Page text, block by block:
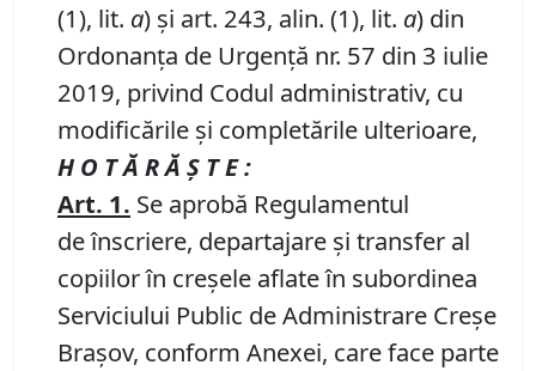
(1), lit. a) și art. 243, alin. (1), lit. a) din
Ordonanța de Urgență nr. 57 din 3 iulie
2019, privind Codul administrativ, cu
modificările și completările ulterioare,
H O T Ă R Ă Ş T E :
Art. 1. Se aprobă Regulamentul
de înscriere, departajare și transfer al
copiilor în creșele aflate în subordinea
Serviciului Public de Administrare Creșe
Brașov, conform Anexei, care face parte